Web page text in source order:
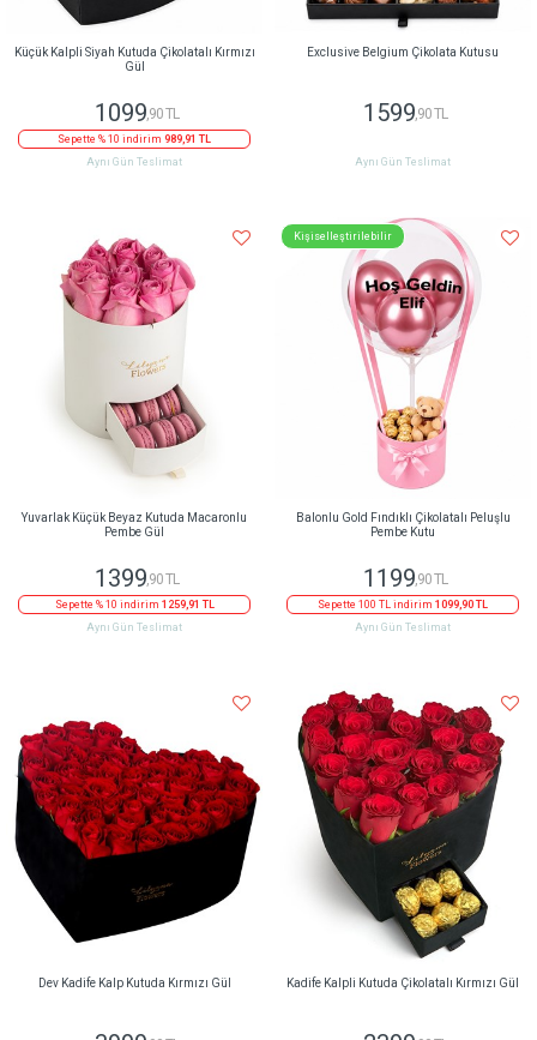
Küçük Kalpli Siyah Kutuda Çikolatalı Kırmızı
Gül
1099 ,90 TL
Sepette % 10 indirim 989,91 TL
Aynı Gün Teslimat
Exclusive Belgium Çikolata Kutusu
1599 ,90 TL
Aynı Gün Teslimat
Yuvarlak Küçük Beyaz Kutuda Macaronlu
Pembe Gül
1399,90 TL
Sepette % 10 indirim 1259,91 TL
Aynı Gün Teslimat
Kişiselleştirilebilir
Balonlu Gold Fındıklı Çikolatalı Peluşlu
Pembe Kutu
1199,90 TL
Sepette 100 TL indirim 1099,90 TL
Aynı Gün Teslimat
Dev Kadife Kalp Kutuda Kırmızı Gül Kadife Kalpli Kutuda Çikolatalı Kırmızı Gül